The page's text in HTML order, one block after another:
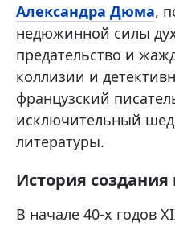
Александра Дюма,
недюжинной силы
предательство и
коллизии и
французский
исключительный
литературы.
История
В начале 40-х годов